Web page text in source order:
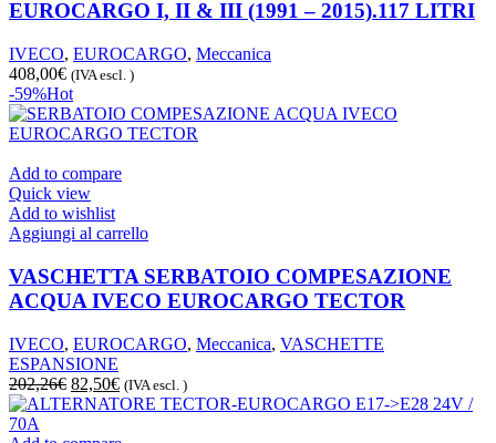
EUROCARGO I, II & III (1991 – 2015).117 LITRI
IVECO, EUROCARGO, Meccanica
408,00€ (IVA escl. )
-59%Hot
Add to compare
Quick view
Add to wishlist
Aggiungi al carrello
VASCHETTA SERBATOIO COMPESAZIONE
ACQUA IVECO EUROCARGO TECTOR
IVECO, EUROCARGO, Meccanica, VASCHETTE
ESPANSIONE
202,26€ Il
prezzo
82,50€Il
prezzo
(IVA escl. )